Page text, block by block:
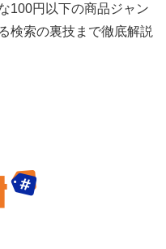
100円以下の商品ジャン
検索の裏技まで徹底解説